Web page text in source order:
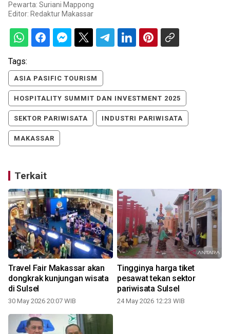
Pewarta: Suriani Mappong
Editor: Redaktur Makassar
Tags:
ASIA PASIFIC TOURISM
HOSPITALITY SUMMIT DAN INVESTMENT 2025
SEKTOR PARIWISATA INDUSTRI PARIWISATA
MAKASSAR
Terkait
Travel Fair Makassar akan
dongkrak kunjungan wisata
di Sulsel
30 May 2026 20:07 WIB
Tingginya harga tiket
pesawat tekan sektor
pariwisata Sulsel
24 May 2026 12:23 WIB